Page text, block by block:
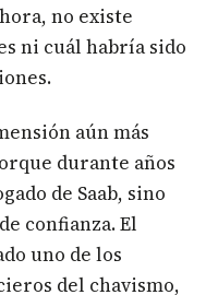
no existe
ni cuál habría sido
aún más
durante años
de Saab, sino
confianza. El
uno de los
del chavismo,